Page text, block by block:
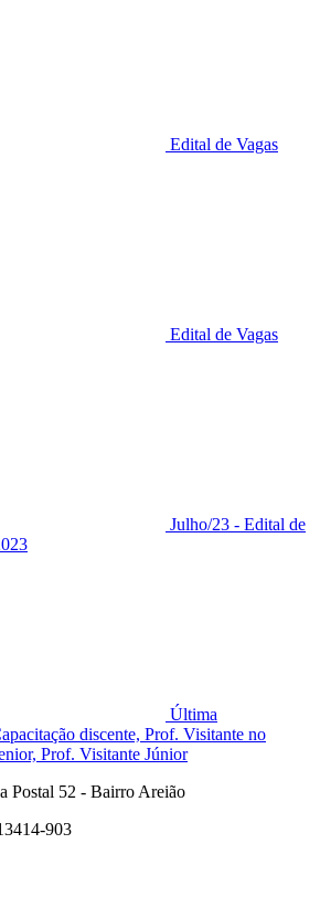
Edital de Vagas
Edital de Vagas
Julho/23 - Edital de
Última
discente, Prof. Visitante no
Prof. Visitante Júnior
Postal 52 - Bairro Areião
903